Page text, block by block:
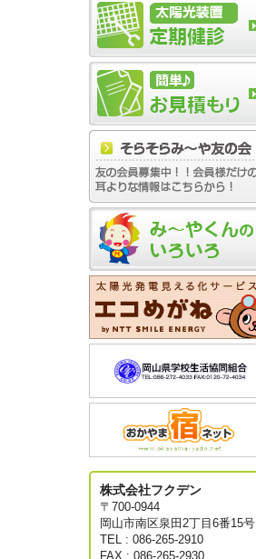
株式会社フクデン
〒700-0944
岡山市南区泉田2丁目6番15号
TEL : 086-265-2910
FAX : 086-265-2930